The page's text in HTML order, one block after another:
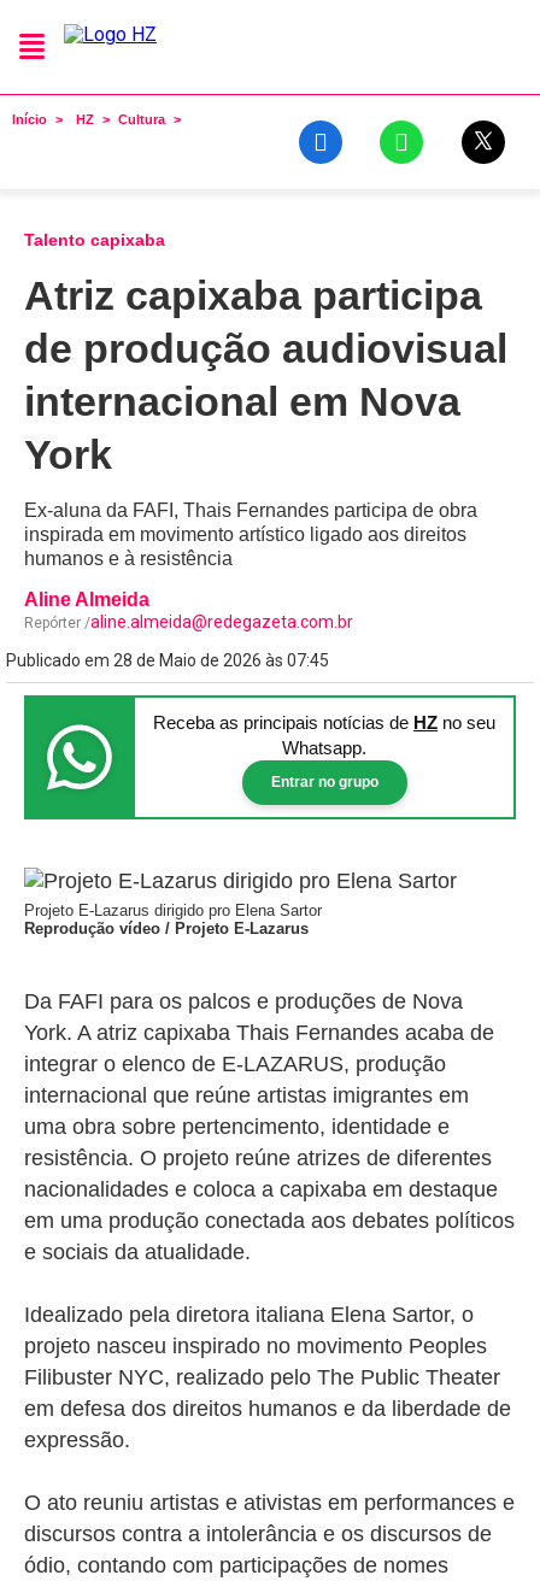
Início HZ Cultura
Talento capixaba
Atriz capixaba participa
de produção audiovisual
internacional em Nova
York
Ex-aluna da FAFI, Thais Fernandes participa de obra
inspirada em movimento artístico ligado aos direitos
humanos e à resistência
Aline Almeida
Repórter /aline.almeida@redegazeta.com.br
Publicado em 28 de Maio de 2026 às 07:45
Receba as principais notícias de HZ no seu
Whatsapp.
Entrar no grupo
Projeto E-Lazarus dirigido pro Elena Sartor
Reprodução vídeo / Projeto E-Lazarus
Da FAFI para os palcos e produções de Nova
York. A atriz capixaba Thais Fernandes acaba de
integrar o elenco de E-LAZARUS, produção
internacional que reúne artistas imigrantes em
uma obra sobre pertencimento, identidade e
resistência. O projeto reúne atrizes de diferentes
nacionalidades e coloca a capixaba em destaque
em uma produção conectada aos debates políticos
e sociais da atualidade.
Idealizado pela diretora italiana Elena Sartor, o
projeto nasceu inspirado no movimento Peoples
Filibuster NYC, realizado pelo The Public Theater
em defesa dos direitos humanos e da liberdade de
expressão.
O ato reuniu artistas e ativistas em performances e
discursos contra a intolerância e os discursos de
ódio, contando com participações de nomes